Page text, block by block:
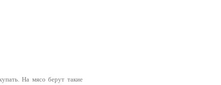
На мясо берут такие